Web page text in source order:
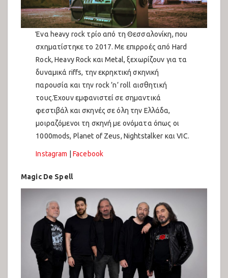
Παιδότοπος 2025
Εκθέσεις 2025
Ελληνικα
English
فارسی
Kurdish
Ένα heavy rock τρίο από τη Θεσσαλονίκη, που
σχηματίστηκε το 2017. Με επιρροές από Hard
Rock, Heavy Rock και Metal, ξεχωρίζουν για τα
δυναμικά riffs, την εκρηκτική σκηνική
παρουσία και την rock ’n’ roll αισθητική
τους.Έχουν εμφανιστεί σε σημαντικά
φεστιβάλ και σκηνές σε όλη την Ελλάδα,
μοιραζόμενοι τη σκηνή με ονόματα όπως οι
1000mods, Planet of Zeus, Nightstalker και VIC.
Instagram Facebook
Magic De Spell